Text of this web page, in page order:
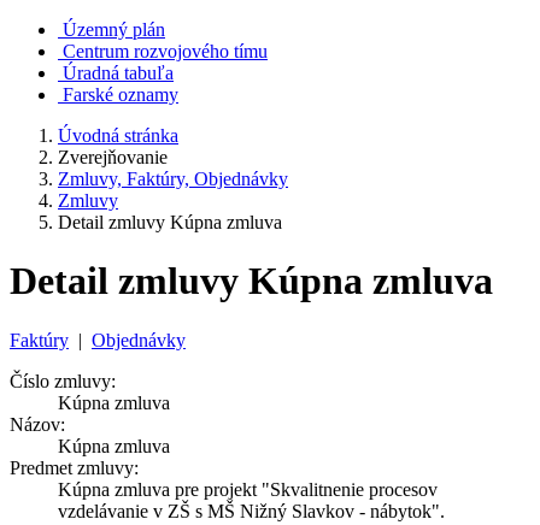
Územný plán
Centrum rozvojového tímu
Úradná tabuľa
Farské oznamy
Úvodná stránka
Zverejňovanie
Zmluvy, Faktúry, Objednávky
Zmluvy
Detail zmluvy Kúpna zmluva
Detail zmluvy Kúpna zmluva
Faktúry | Objednávky
Číslo zmluvy:
Kúpna zmluva
Názov:
Kúpna zmluva
Predmet zmluvy:
Kúpna zmluva pre projekt "Skvalitnenie procesov
vzdelávanie v ZŠ s MŠ Nižný Slavkov - nábytok".